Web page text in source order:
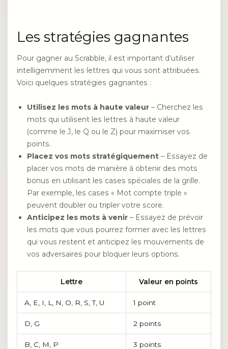
Les stratégies gagnantes
Pour gagner au Scrabble, il est important d’utiliser
intelligemment les lettres qui vous sont attribuées.
Voici quelques stratégies gagnantes :
Utilisez les mots à haute valeur – Cherchez les
mots qui utilisent les lettres à haute valeur
(comme le J, le Q ou le Z) pour maximiser vos
points.
Placez vos mots stratégiquement – Essayez de
placer vos mots de manière à obtenir des mots
bonus en utilisant les cases spéciales de la grille.
Par exemple, les cases « Mot compte triple »
peuvent doubler ou tripler votre score.
Anticipez les mots à venir – Essayez de prévoir
les mots que vous pourrez former avec les lettres
qui vous restent et anticipez les mouvements de
vos adversaires pour bloquer leurs options.
Lettre Valeur en points
A, E, I, L, N, O, R, S, T, U 1 point
D, G 2 points
B, C, M, P 3 points